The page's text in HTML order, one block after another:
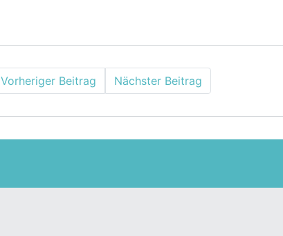
Vorheriger Beitrag Nächster Beitrag